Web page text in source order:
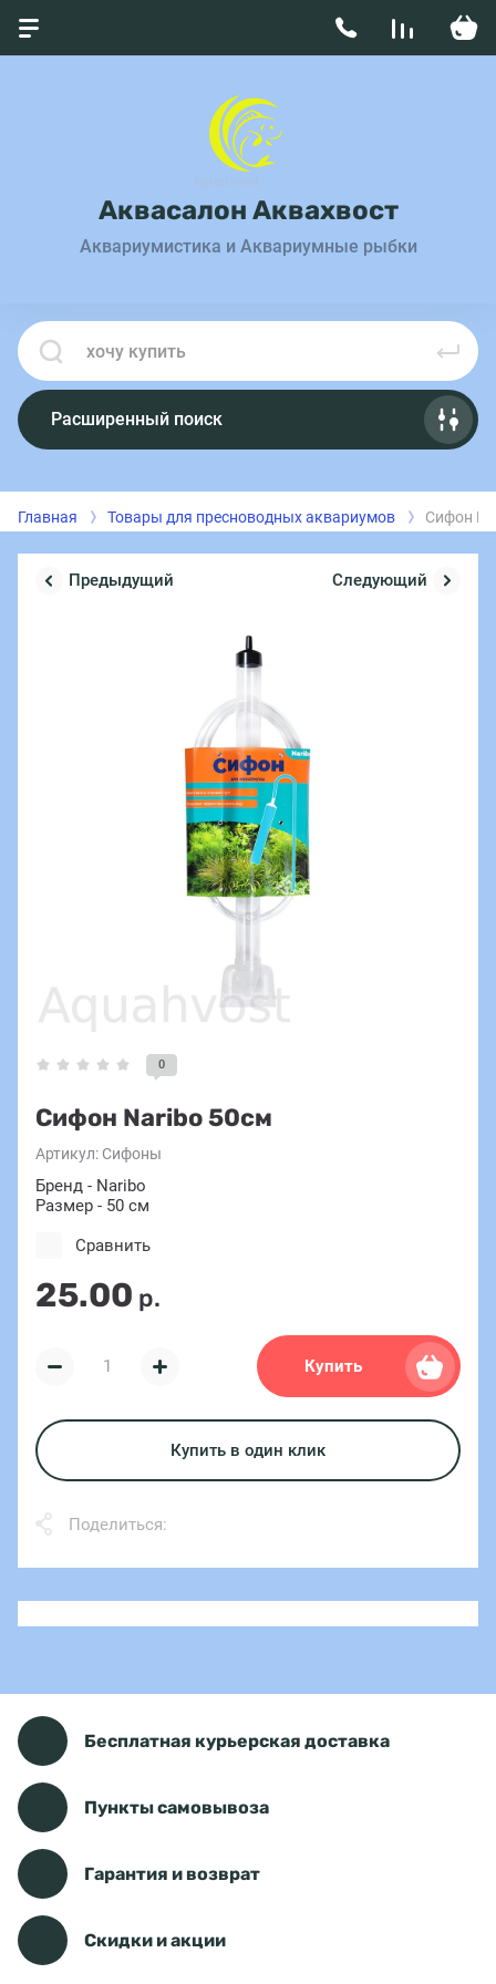
Аквасалон Аквахвост
Аквариумистика и Аквариумные рыбки
Расширенный поиск
Главная Товары для пресноводных аквариумов Сифон
Предыдущий Следующий
0
Сифон Naribo 50см
Артикул: Сифоны
Бренд - Naribo
Размер - 50 см
25.00 р.
Сравнить
Купить
Купить в один клик
Поделиться:
Бесплатная курьерская доставка
Пункты самовывоза
Гарантия и возврат
Скидки и акции